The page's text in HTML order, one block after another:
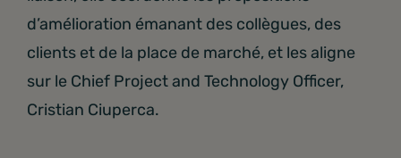
d’amélioration émanant des collègues, des
clients et de la place de marché, et les aligne
sur le Chief Project and Technology Officer,
Cristian Ciuperca.